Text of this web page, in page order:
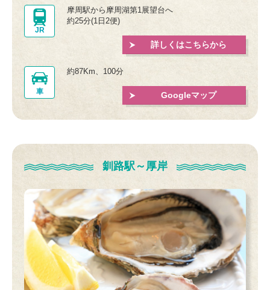
JR
摩周駅から摩周湖第1展望台へ
約25分(1日2便)
詳しくはこちらから
車
約87Km、100分
Googleマップ
釧路駅～厚岸